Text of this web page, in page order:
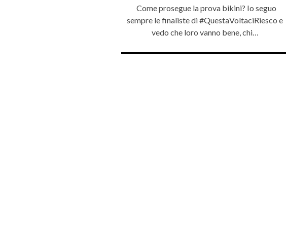
Come prosegue la prova bikini? Io seguo
sempre le finaliste di #QuestaVoltaciRiesco e
vedo che loro vanno bene, chi…